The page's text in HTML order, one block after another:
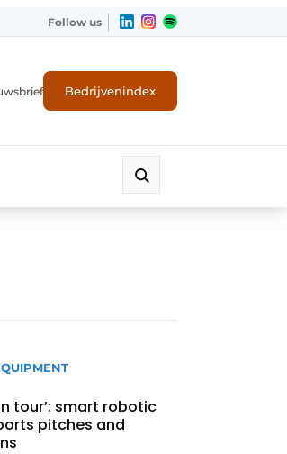
Follow us
Bedrijvenindex
tour’: smart robotic
pitches and